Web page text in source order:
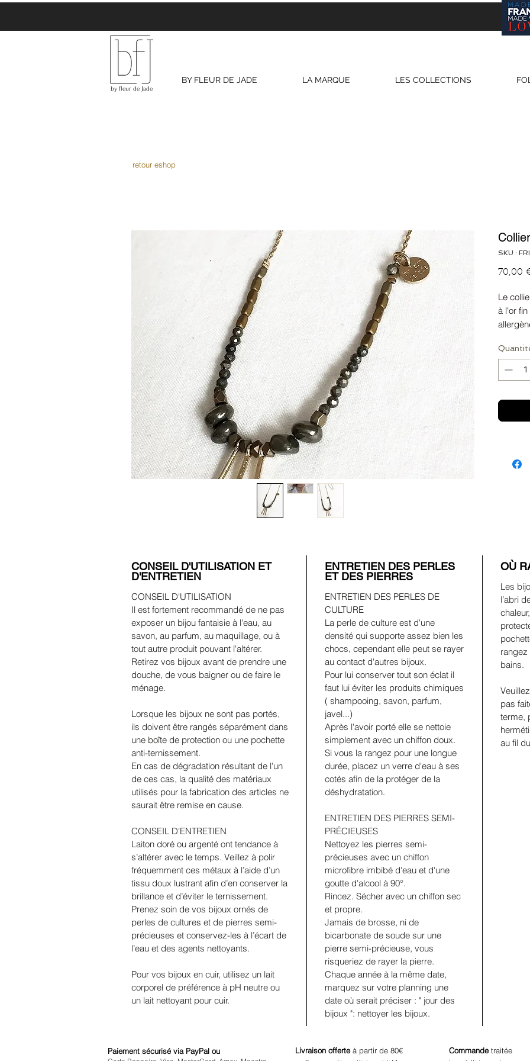
by fleur de Jade
BY FLEUR DE JADE LA MARQUE LES COLLECTIONS
SKU :
70,00
Le
à l'or
Toute
24K.
Livré
CONSEIL D'UTILISATION ET
D'ENTRETIEN
CONSEIL D'UTILISATION
Il est fortement recommandé de ne pas
exposer un bijou fantaisie à l'eau, au
savon, au parfum, au maquillage, ou à
tout autre produit pouvant l'altérer.
Retirez vos bijoux avant de prendre une
douche, de vous baigner ou de faire le
ménage.
Lorsque les bijoux ne sont pas portés,
ils doivent être rangés séparément dans
une boîte de protection ou une pochette
anti-ternissement.
En cas de dégradation résultant de l'un
de ces cas, la qualité des matériaux
utilisés pour la fabrication des articles ne
saurait être remise en cause.
CONSEIL D'ENTRETIEN
Laiton doré ou argenté ont tendance à
s’altérer avec le temps. Veillez à polir
fréquemment ces métaux à l’aide d’un
tissu doux lustrant afin d’en conserver la
brillance et d’éviter le ternissement.
Prenez soin de vos bijoux ornés de
perles de cultures et de pierres semi-
précieuses et conservez-les à l’écart de
l’eau et des agents nettoyants.
Pour vos bijoux en cuir, utilisez un lait
corporel de préférence à pH neutre ou
un lait nettoyant pour cuir.
ENTRETIEN DES PERLES
ET DES PIERRES
ENTRETIEN DES PERLES DE
CULTURE
La perle de culture est d'une
densité qui supporte assez bien les
chocs, cependant elle peut se rayer
au contact d'autres bijoux.
Pour lui conserver tout son éclat il
faut lui éviter les produits chimiques
( shampooing, savon, parfum,
javel...)
Après l'avoir porté elle se nettoie
simplement avec un chiffon doux.
Si vous la rangez pour une longue
durée, placez un verre d'eau à ses
cotés afin de la protéger de la
déshydratation.
ENTRETIEN DES PIERRES SEMI-
PRÉCIEUSES
Nettoyez les pierres semi-
précieuses avec un chiffon
microfibre imbibé d'eau et d'une
goutte d'alcool à 90°.
Rincez. Sécher avec un chiffon sec
et propre.
Jamais de brosse, ni de
bicarbonate de soude sur une
pierre semi-précieuse, vous
risqueriez de rayer la pierre.
Chaque année à la même date,
marquez sur votre planning une
date où serait préciser : " jour des
bijoux ": nettoyer les bijoux.
OÙ
Les
l’abri
bains.
pas
terme,
au fil
retour eshop
Paiement sécurisé via PayPal ou Livraison offerteà partir de 80€ Commandetraitée